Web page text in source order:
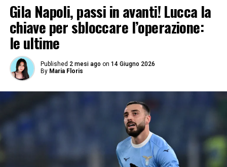
Gila Napoli, passi in avanti! Lucca la
chiave per sbloccare l’operazione:
le ultime
Published 2 mesi ago on 14 Giugno 2026
By Maria Floris